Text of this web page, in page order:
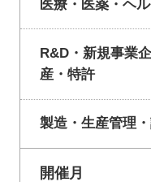
医療・医薬・ヘ
R&D・新規事業
産・特許
製造・生産管理
開催月